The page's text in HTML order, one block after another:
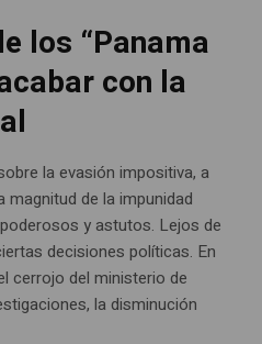
los “Panama
con la
la evasión impositiva, a
magnitud de la impunidad
y astutos. Lejos de
decisiones políticas. En
cerrojo del ministerio de
la disminución